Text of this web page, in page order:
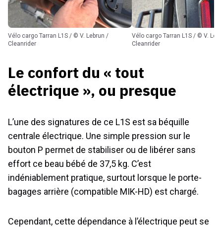
Vélo cargo Tarran L1S / © V. Lebrun /
Cleanrider
Vélo cargo Tarran L1S / © V. Lebrun /
Cleanrider
Le confort du « tout
électrique », ou presque
L’une des signatures de ce L1S est sa béquille
centrale électrique. Une simple pression sur le
bouton P permet de stabiliser ou de libérer sans
effort ce beau bébé de 37,5 kg. C’est
indéniablement pratique, surtout lorsque le porte-
bagages arrière (compatible MIK-HD) est chargé.
Cependant, cette dépendance à l’électrique peut se